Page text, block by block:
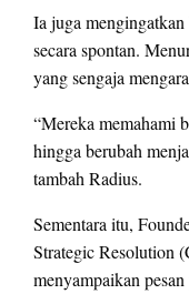
Ia juga
secara spontan.
yang sengaja
“Mereka memahami
hingga berubah
tambah Radius.
Sementara itu,
Strategic Resolution
menyampaikan